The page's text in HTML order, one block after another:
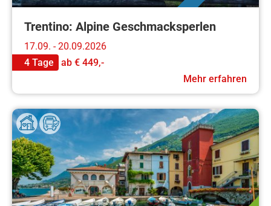
Trentino: Alpine Geschmacksperlen
17.09. - 20.09.2026
4 Tage
ab € 449,-
Mehr erfahren